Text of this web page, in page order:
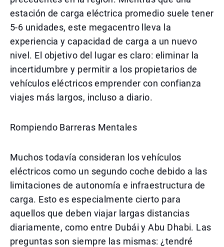
estación de carga eléctrica promedio suele tener
5-6 unidades, este megacentro lleva la
experiencia y capacidad de carga a un nuevo
nivel. El objetivo del lugar es claro: eliminar la
incertidumbre y permitir a los propietarios de
vehículos eléctricos emprender con confianza
viajes más largos, incluso a diario.
Rompiendo Barreras Mentales
Muchos todavía consideran los vehículos
eléctricos como un segundo coche debido a las
limitaciones de autonomía e infraestructura de
carga. Esto es especialmente cierto para
aquellos que deben viajar largas distancias
diariamente, como entre Dubái y Abu Dhabi. Las
preguntas son siempre las mismas: ¿tendré